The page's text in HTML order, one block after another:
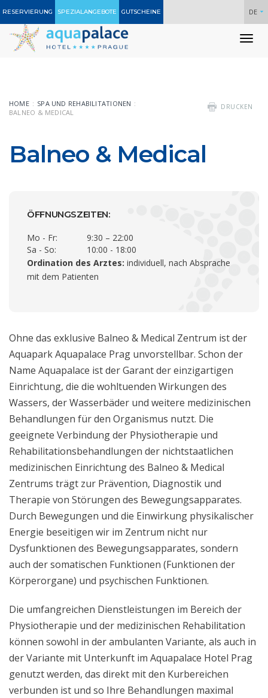
RESERVIERUNG SPEZIALANGEBOTE GUTSCHEINE DE
DRUCKEN
HOME
SPA UND REHABILITATIONEN
BALNEO & MEDICAL
Balneo & Medical
ÖFFNUNGSZEITEN:
Mo - Fr:
9:30 – 22:00
Sa - So:
10:00 - 18:00
Ordination des Arztes: individuell, nach Absprache
mit dem Patienten
Ohne das exklusive Balneo & Medical Zentrum ist der
Aquapark Aquapalace Prag unvorstellbar. Schon der
Name Aquapalace ist der Garant der einzigartigen
Einrichtung, die die wohltuenden Wirkungen des
Wassers, der Wasserbäder und weitere medizinischen
Behandlungen für den Organismus nutzt. Die
geeignete Verbindung der Physiotherapie und
Rehabilitationsbehandlungen der nichtstaatlichen
medizinischen Einrichtung des Balneo & Medical
Zentrums trägt zur Prävention, Diagnostik und
Therapie von Störungen des Bewegungsapparates.
Durch Bewegungen und die Einwirkung physikalischer
Energie beseitigen wir im Zentrum nicht nur
Dysfunktionen des Bewegungsapparates, sondern
auch der somatischen Funktionen (Funktionen der
Körperorgane) und psychischen Funktionen.
Die umfangreichen Dienstleistungen im Bereich der
Physiotherapie und der medizinischen Rehabilitation
können sowohl in der ambulanten Variante, als auch in
der Variante mit Unterkunft im Aquapalace Hotel Prag
genutzt werden, das direkt mit den Kurbereichen
verbunden ist und so Ihre Behandlungen maximal